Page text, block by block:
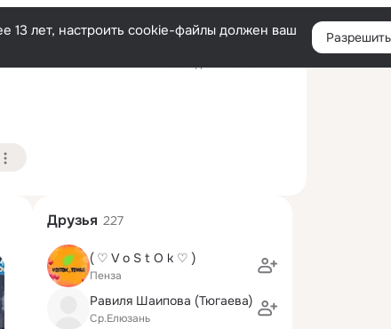
13 лет, настроить cookie-файлы должен ваш
Друзья 227
( ♡ V o S t O k ♡ )
Пенза
Равиля Шаипова (Тюгаева)
Ср.Елюзань